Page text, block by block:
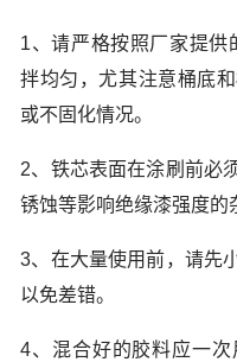
1、请严格按照厂家提供
拌均匀，尤其注意桶底
或不固化情况。
2、铁芯表面在涂刷前必
锈蚀等影响绝缘漆强度的
3、在大量使用前，请先
以免差错。
4、混合好的胶料应一